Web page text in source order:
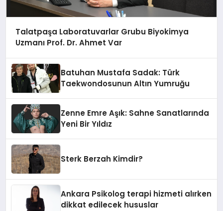
Talatpaşa Laboratuvarlar Grubu Biyokimya
Uzmanı Prof. Dr. Ahmet Var
Batuhan Mustafa Sadak: Türk
Taekwondosunun Altın Yumruğu
Zenne Emre Aşık: Sahne Sanatlarında
Yeni Bir Yıldız
Sterk Berzah Kimdir?
Ankara Psikolog terapi hizmeti alırken
dikkat edilecek hususlar